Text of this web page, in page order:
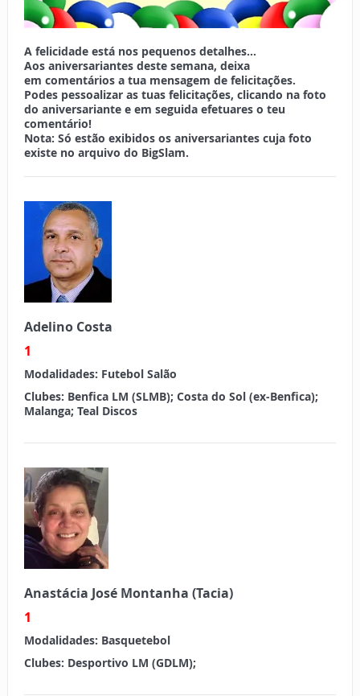
A felicidade está nos pequenos detalhes…
Aos aniversariantes deste semana, deixa
em comentáriosa tua mensagem de felicitações.
Podes pessoalizar as tuas felicitações, clicando na foto
do aniversariante e em seguida efetuares o teu
comentário!
Nota: Só estão exibidos os aniversariantes cuja foto
existe no arquivo do BigSlam.
Adelino Costa
1
Modalidades: Futebol Salão
Clubes: Benfica LM (SLMB); Costa do Sol (ex-Benfica);
Malanga; Teal Discos
Anastácia José Montanha (Tacia)
1
Modalidades: Basquetebol
Clubes: Desportivo LM (GDLM);